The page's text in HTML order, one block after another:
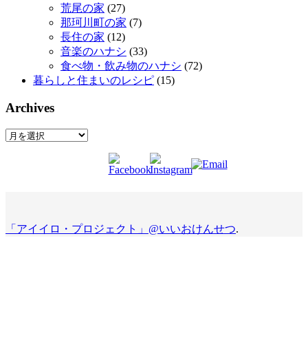
荒尾の家 (27)
那珂川町の家 (7)
長住の家 (12)
音楽のハナシ (33)
食べ物・飲み物のハナシ (72)
暮らしと住まいのレシピ (15)
Archives
Archives
「アイイロ・プロジェクト」@いいおけんせつ.